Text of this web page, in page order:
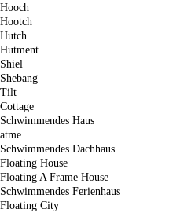
Hooch
Hootch
Hutch
Hutment
Shiel
Shebang
Tilt
Cottage
Schwimmendes Haus
atme
Schwimmendes Dachhaus
Floating House
Floating A Frame House
Schwimmendes Ferienhaus
Floating City